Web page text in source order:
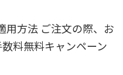
用方法 ご注文の際、お
料無料キャンペーン